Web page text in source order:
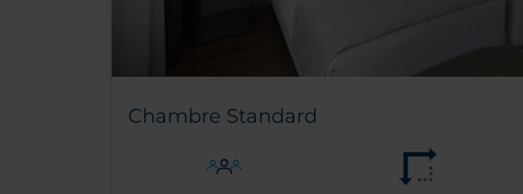
Chambre Standard